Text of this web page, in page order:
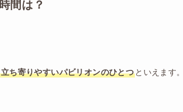
間は？
立ち寄りやすいパビリオンのひとつ といえます。